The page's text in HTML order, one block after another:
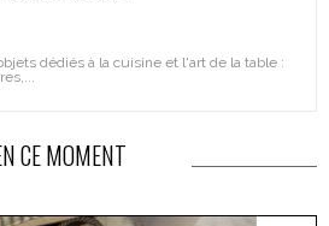
dédiés à la cuisine et l'art de la table :
CE MOMENT